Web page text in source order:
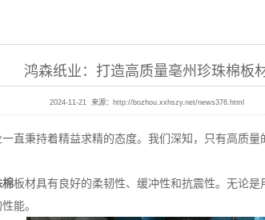
鸿森纸业：打造高质量亳州珍珠棉板
2024-11-21 来源： http://bozhou.xxhszy.net/news376.html
直秉持着精益求精的态度。我们深知，只有高质量
棉板材具有良好的柔韧性、缓冲性和抗震性。无论
能。